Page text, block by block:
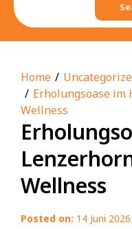
Home
Erholungsoase im
Wellness
Wellness
Posted on: 14 Juni 2026